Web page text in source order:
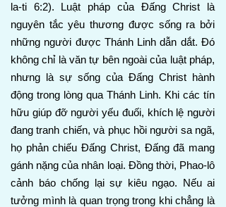
la-ti 6:2). Luật pháp của Đấng Christ là
nguyên tắc yêu thương được sống ra bởi
những người được Thánh Linh dẫn dắt. Đó
không chỉ là văn tự bên ngoài của luật pháp,
nhưng là sự sống của Đấng Christ hành
động trong lòng qua Thánh Linh. Khi các tín
hữu giúp đỡ người yếu đuối, khích lệ người
đang tranh chiến, và phục hồi người sa ngã,
họ phản chiếu Đấng Christ, Đấng đã mang
gánh nặng của nhân loại. Đồng thời, Phao-lô
cảnh báo chống lại sự kiêu ngạo. Nếu ai
tưởng mình là quan trọng trong khi chẳng là